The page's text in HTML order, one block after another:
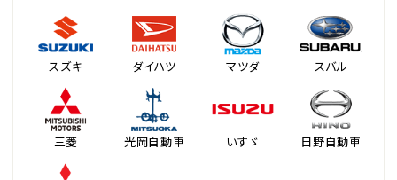
スズキ ダイハツ マツダ スバル
三菱 光岡自動車 いすゞ 日野自動車